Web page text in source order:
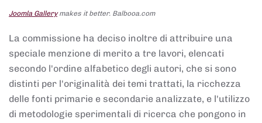
Joomla Gallerymakes it better. Balbooa.com
La commissione ha deciso inoltre di attribuire una
speciale menzione di merito a tre lavori, elencati
secondo l'ordine alfabetico degli autori, che si sono
distinti per l'originalità dei temi trattati, la ricchezza
delle fonti primarie e secondarie analizzate, e l'utilizzo
di metodologie sperimentali di ricerca che pongono in